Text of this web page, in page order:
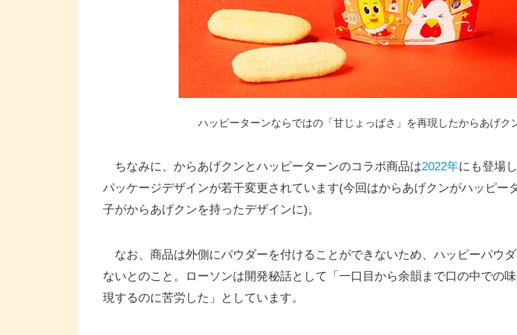
ハッピーターンならではの「甘じょっぱさ」を再現したからあげク
ちなみに、からあげクンとハッピーターンのコラボ商品は2022年にも登場
パッケージデザインが若干変更されています(今回はからあげクンがハッピー
子がからあげクンを持ったデザインに)。
なお、商品は外側にパウダーを付けることができないため、ハッピーパウ
ないとのこと。ローソンは開発秘話として「一口目から余韻まで口の中での
現するのに​苦労した」としています。